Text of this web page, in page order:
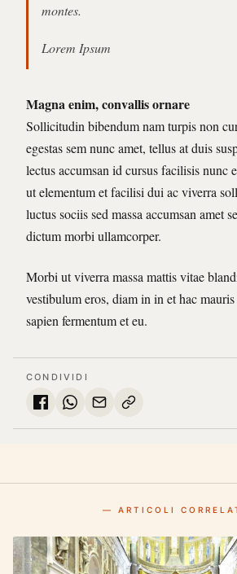
montes.
Lorem Ipsum
Magna enim, convallis ornare
Sollicitudin bibendum nam turpis non
egestas sem nunc amet, tellus at duis
lectus accumsan id cursus facilisis nunc
ut elementum et facilisi dui ac viverra
luctus sociis sed massa accumsan amet
dictum morbi ullamcorper.
Morbi ut viverra massa mattis vitae
vestibulum eros, diam in in et hac mauris
sapien fermentum et eu.
CONDIVIDI
— ARTICOLI